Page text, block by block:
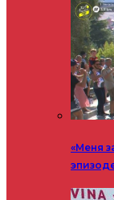
«Меня